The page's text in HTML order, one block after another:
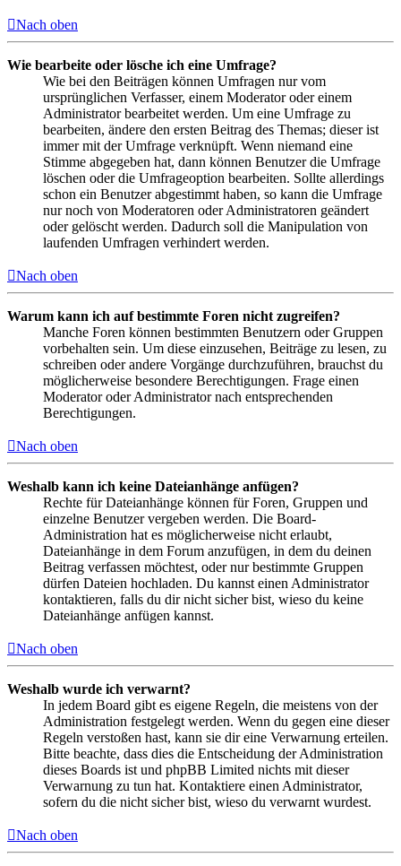
Nach oben
Wie bearbeite oder lösche ich eine Umfrage?
Wie bei den Beiträgen können Umfragen nur vom
ursprünglichen Verfasser, einem Moderator oder einem
Administrator bearbeitet werden. Um eine Umfrage zu
bearbeiten, ändere den ersten Beitrag des Themas; dieser ist
immer mit der Umfrage verknüpft. Wenn niemand eine
Stimme abgegeben hat, dann können Benutzer die Umfrage
löschen oder die Umfrageoption bearbeiten. Sollte allerdings
schon ein Benutzer abgestimmt haben, so kann die Umfrage
nur noch von Moderatoren oder Administratoren geändert
oder gelöscht werden. Dadurch soll die Manipulation von
laufenden Umfragen verhindert werden.
Nach oben
Warum kann ich auf bestimmte Foren nicht zugreifen?
Manche Foren können bestimmten Benutzern oder Gruppen
vorbehalten sein. Um diese einzusehen, Beiträge zu lesen, zu
schreiben oder andere Vorgänge durchzuführen, brauchst du
möglicherweise besondere Berechtigungen. Frage einen
Moderator oder Administrator nach entsprechenden
Berechtigungen.
Nach oben
Weshalb kann ich keine Dateianhänge anfügen?
Rechte für Dateianhänge können für Foren, Gruppen und
einzelne Benutzer vergeben werden. Die Board-
Administration hat es möglicherweise nicht erlaubt,
Dateianhänge in dem Forum anzufügen, in dem du deinen
Beitrag verfassen möchtest, oder nur bestimmte Gruppen
dürfen Dateien hochladen. Du kannst einen Administrator
kontaktieren, falls du dir nicht sicher bist, wieso du keine
Dateianhänge anfügen kannst.
Nach oben
Weshalb wurde ich verwarnt?
In jedem Board gibt es eigene Regeln, die meistens von der
Administration festgelegt werden. Wenn du gegen eine dieser
Regeln verstoßen hast, kann sie dir eine Verwarnung erteilen.
Bitte beachte, dass dies die Entscheidung der Administration
dieses Boards ist und phpBB Limited nichts mit dieser
Verwarnung zu tun hat. Kontaktiere einen Administrator,
sofern du die nicht sicher bist, wieso du verwarnt wurdest.
Nach oben